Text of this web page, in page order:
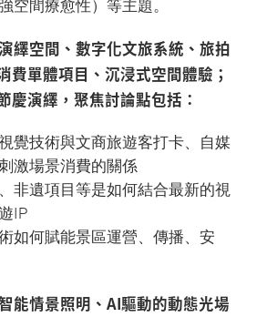
空間療愈性）等主題。
繹空間、數字化文旅系統、旅拍
費單體項目、沉浸式空間體驗；
慶演繹，聚焦討論點包括：
覺技術與文商旅遊客打卡、自媒
激場景消費的關係
非遺項目等是如何結合最新的視
IP
如何賦能景區運營、傳播、安
能情景照明、AI驅動的動態光場